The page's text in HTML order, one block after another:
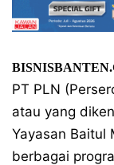
PT PLN
atau yang
Yayasan Baitul
berbagai